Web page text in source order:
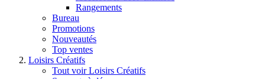
Rangements
Bureau
Promotions
Nouveautés
Top ventes
Loisirs Créatifs
Tout voir Loisirs Créatifs